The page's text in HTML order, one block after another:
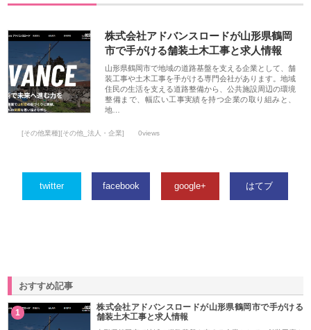
株式会社アドバンスロードが山形県鶴岡
市で手がける舗装土木工事と求人情報
山形県鶴岡市で地域の道路基盤を支える企業として、舗
装工事や土木工事を手がける専門会社があります。地域
住民の生活を支える道路整備から、公共施設周辺の環境
整備まで、幅広い工事実績を持つ企業の取り組みと、
地…
[その他業種][その他_法人・企業] 0views
twitter facebook google+ はてブ
おすすめ記事
1
株式会社アドバンスロードが山形県鶴岡市で手がける
舗装土木工事と求人情報